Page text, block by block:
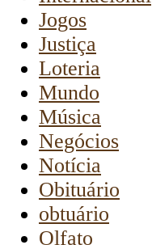
Jogos
Justiça
Loteria
Mundo
Música
Negócios
Notícia
Obituário
obtuário
Olfato